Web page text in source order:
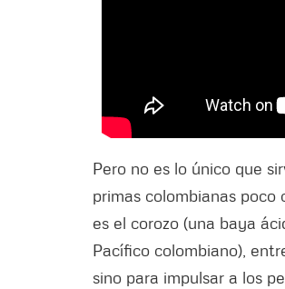
Pero no es lo único que
primas colombianas poco
es el corozo (una baya
Pacífico colombiano),
sino para impulsar a los